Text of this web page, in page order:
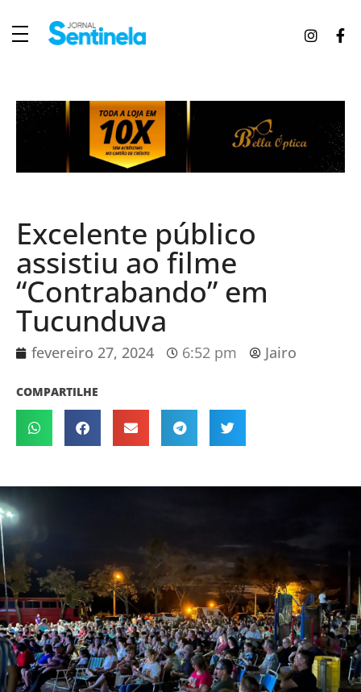
Excelente público
assistiu ao filme
“Contrabando” em
Tucunduva
fevereiro 27, 2024 6:52 pm Jairo
COMPARTILHE